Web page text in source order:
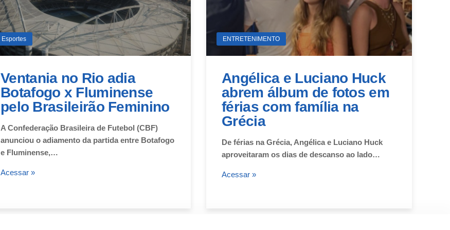
Esportes
Ventania no Rio adia
Botafogo x Fluminense
pelo Brasileirão Feminino
A Confederação Brasileira de Futebol (CBF)
anunciou o adiamento da partida entre Botafogo
e Fluminense,…
Acessar »
ENTRETENIMENTO
Angélica e Luciano Huck
abrem álbum de fotos em
férias com família na
Grécia
De férias na Grécia, Angélica e Luciano Huck
aproveitaram os dias de descanso ao lado…
Acessar »